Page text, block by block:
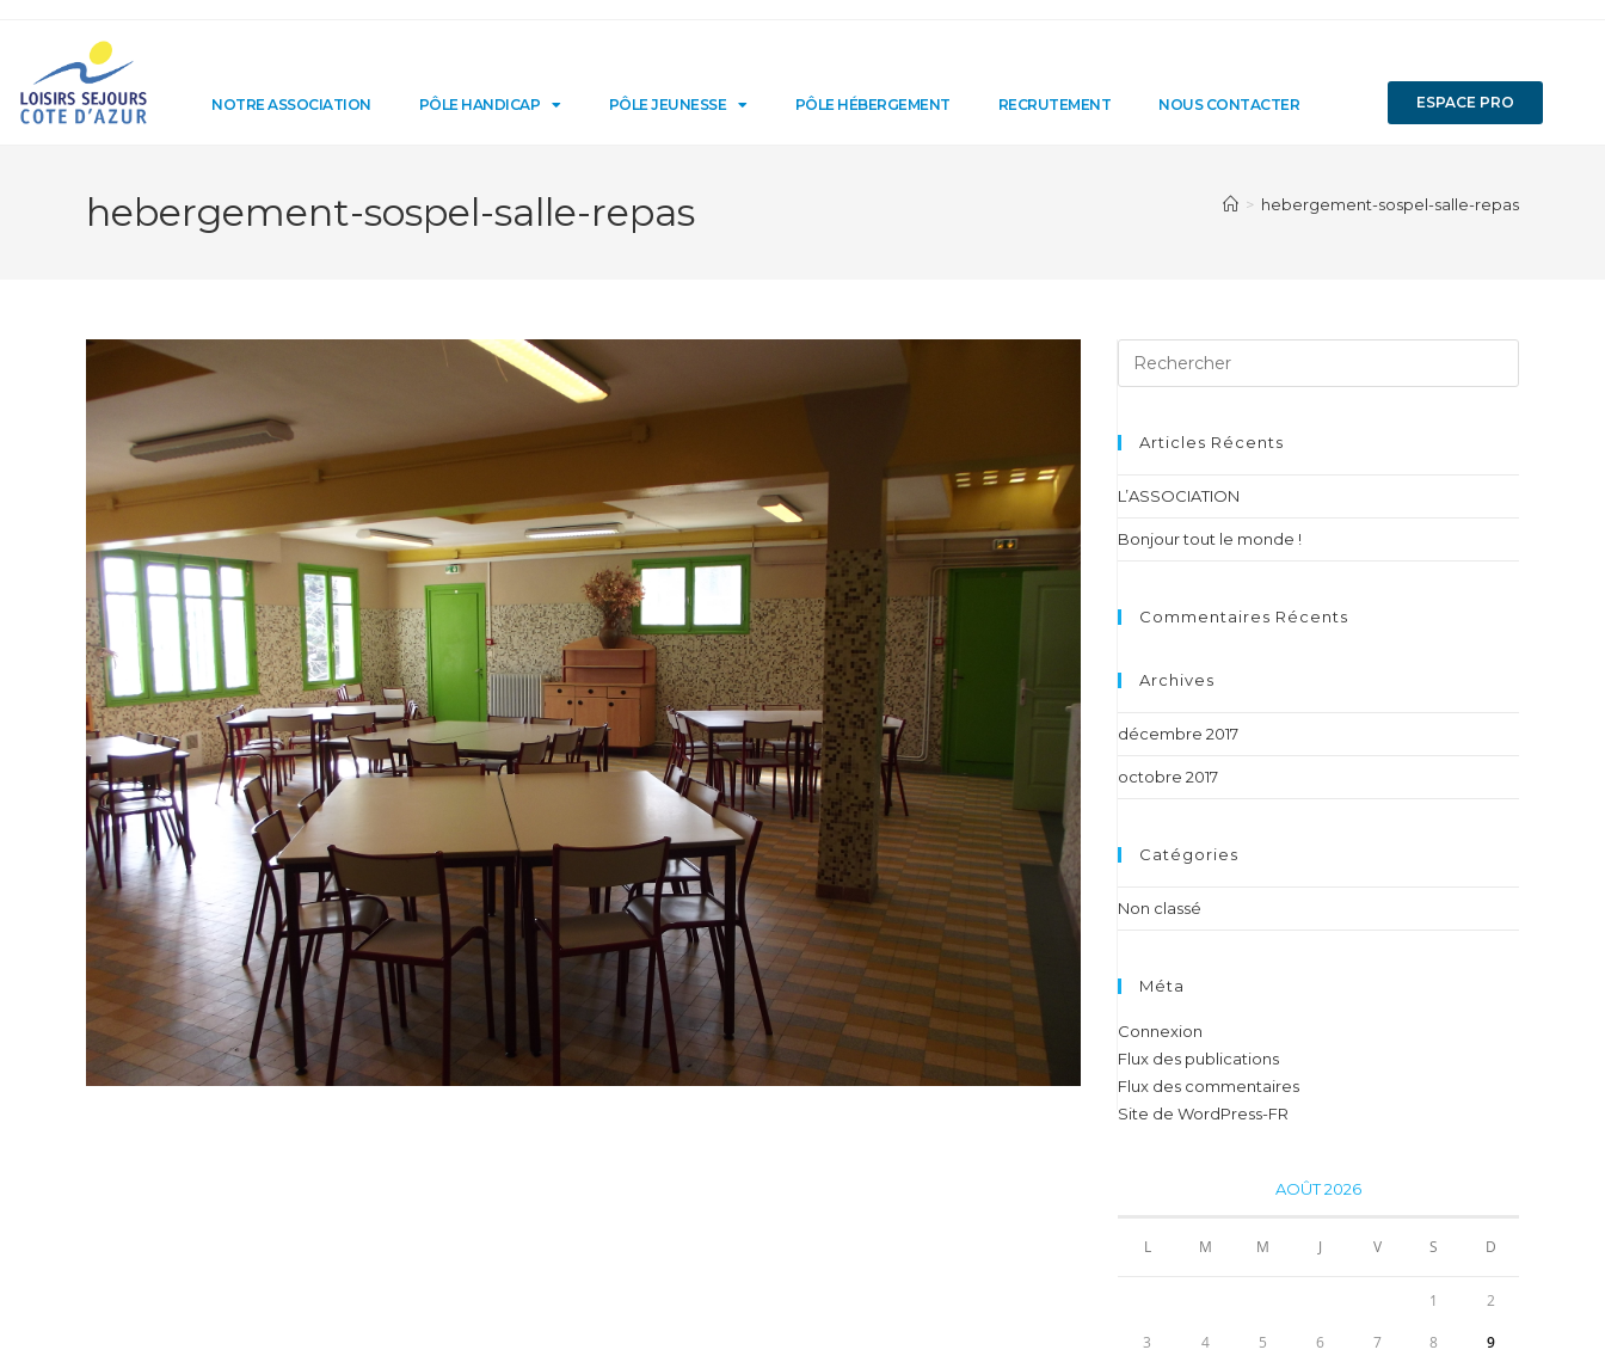
NOTRE ASSOCIATION PÔLE HANDICAP PÔLE JEUNESSE PÔLE HÉBERGEMENT RECRUTEMENT NOUS CONTACTER ESPACE PRO
hebergement-sospel-salle-repas > hebergement-sospel-salle-repas
Articles Récents
L’ASSOCIATION
Bonjour tout le monde !
Commentaires Récents
Archives
décembre 2017
octobre 2017
Catégories
Non classé
Méta
Connexion
Flux des publications
Flux des commentaires
Site de WordPress-FR
AOÛT 2026
L M M J V S D
1 2
3 4 5 6 7 8 9